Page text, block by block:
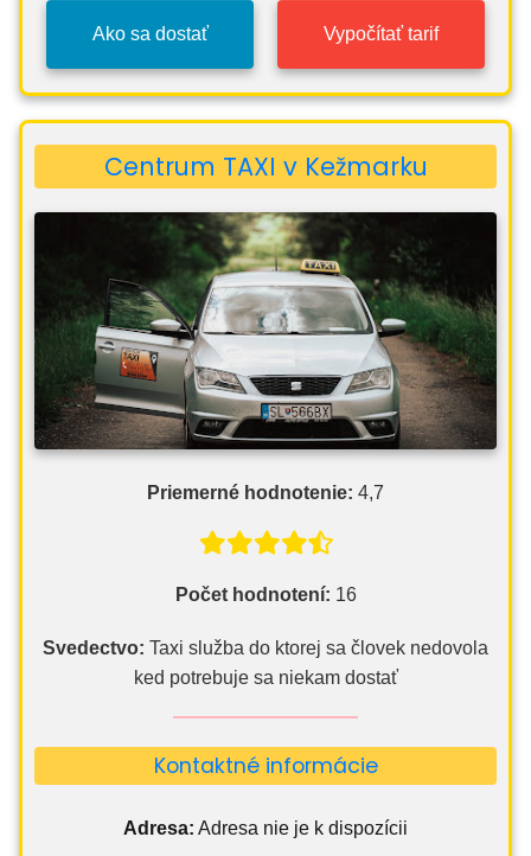
Ako sa dostať Vypočítať tarif
Centrum TAXI v Kežmarku
Priemerné hodnotenie: 4,7
Počet hodnotení: 16
Svedectvo: Taxi služba do ktorej sa človek nedovola
ked potrebuje sa niekam dostať
Kontaktné informácie
Adresa: Adresa nie je k dispozícii